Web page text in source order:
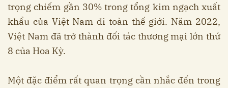
trọng chiếm gần 30% trong tổng kim ngạch xuất
khẩu của Việt Nam đi toàn thế giới. Năm 2022,
Việt Nam đã trở thành đối tác thương mại lớn thứ
8 của Hoa Kỳ.
Một đặc điểm rất quan trọng cần nhắc đến trong